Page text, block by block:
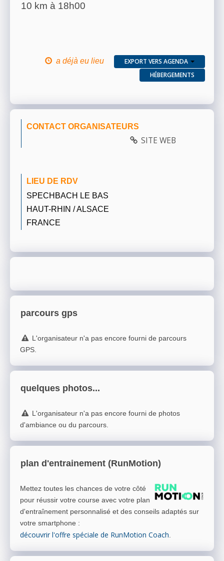
10 km à 18h00
a déjà eu lieu
EXPORT VERS AGENDA
HÉBERGEMENTS
CONTACT ORGANISATEURS
SITE WEB
LIEU DE RDV
SPECHBACH LE BAS
HAUT-RHIN / ALSACE
FRANCE
parcours gps
L'organisateur n'a pas encore fourni de parcours
GPS.
quelques photos...
L'organisateur n'a pas encore fourni de photos
d'ambiance ou du parcours.
plan d'entrainement (RunMotion)
Mettez toutes les chances de votre côté
pour réussir votre course avec votre plan
d'entraînement personnalisé et des conseils adaptés sur
votre smartphone :
découvrir l'offre spéciale de RunMotion Coach.